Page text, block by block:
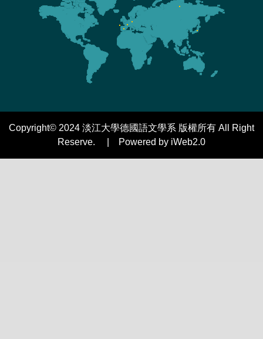
Copyright© 2024 淡江大學德國語文學系 版權所有 All Right
Reserve. | Powered by iWeb2.0